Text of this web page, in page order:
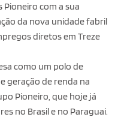
com a sua
da nova unidade fabril
diretos em Treze
como um polo de
geração de renda na
Pioneiro, que hoje já
no Brasil e no Paraguai.